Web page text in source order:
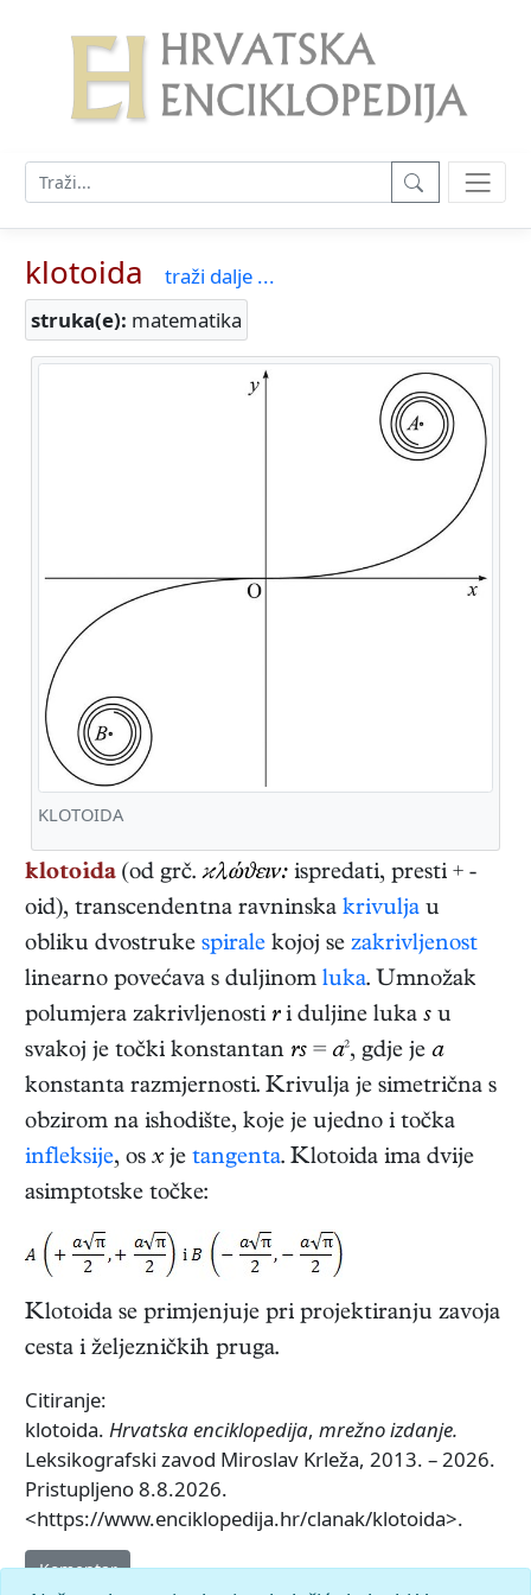
klotoida
traži dalje ...
struka(e): matematika
KLOTOIDA
klotoida (od grč. ϰλώϑεıν: ispredati, presti + -
oid), transcendentna ravninska krivulja u
obliku dvostruke spirale kojoj se zakrivljenost
linearno povećava s duljinom luka. Umnožak
polumjera zakrivljenosti ri duljine luka s u
svakoj je točki konstantan rs = a², gdje je a
konstanta razmjernosti. Krivulja je simetrična s
obzirom na ishodište, koje je ujedno i točka
infleksije, os x je tangenta. Klotoida ima dvije
asimptotske točke:
Klotoida se primjenjuje pri projektiranju zavoja
cesta i željezničkih pruga.
Citiranje:
klotoida. Hrvatska enciklopedija, mrežno izdanje.
Leksikografski zavod Miroslav Krleža, 2013. – 2026.
Pristupljeno 8.8.2026.
<https://www.enciklopedija.hr/clanak/klotoida>.
Komentar